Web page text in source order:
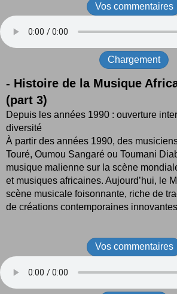
Vos commentaires
Chargement
- Histoire de la Musique
(part 3)
Depuis les années 1990 : ouverture
diversité
À partir des années 1990, des
Touré, Oumou Sangaré ou Toumani
musique malienne sur la scène
et musiques africaines. Aujourd’hui, le
scène musicale foisonnante, riche de
de créations contemporaines innovantes
Vos commentaires